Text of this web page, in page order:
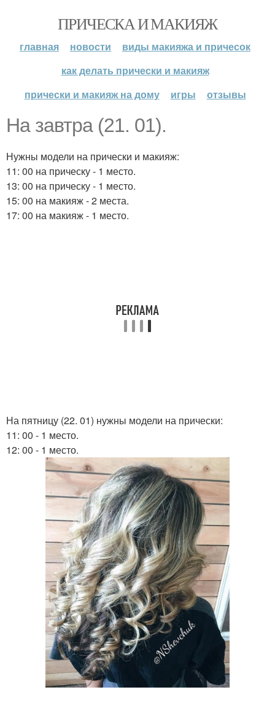
ПРИЧЕСКА И МАКИЯЖ
главная новости
виды макияжа и причесок
как делать прически и макияж
прически и макияж на дому
игры отзывы
На завтра (21. 01).
Нужны модели на прически и макияж:
11: 00 на прическу - 1 место.
13: 00 на прическу - 1 место.
15: 00 на макияж - 2 места.
17: 00 на макияж - 1 место.
На пятницу (22. 01) нужны модели на прически:
11: 00 - 1 место.
12: 00 - 1 место.